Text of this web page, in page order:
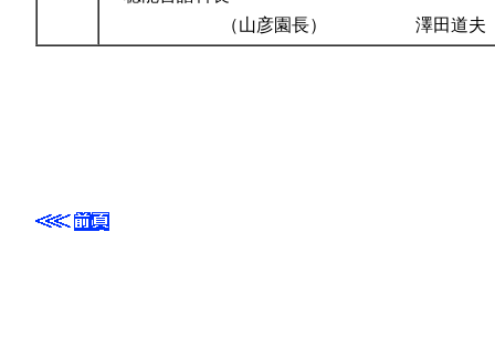
（山彦園長） 澤田道夫